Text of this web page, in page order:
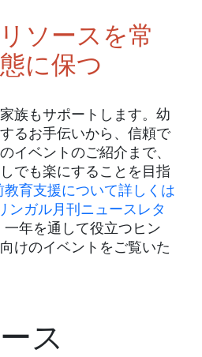
ソースを常
に保つ
族もサポートします。幼
るお手伝いから、信頼で
イベントのご紹介まで、
でも楽にすることを目指
教育支援について詳しくは
ンガル月刊ニュースレタ
一年を通して役立つヒン
けのイベントをご覧いた
ス